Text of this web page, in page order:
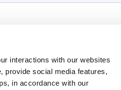
interactions with our websites
provide social media features,
in accordance with our
Features
Flipbook